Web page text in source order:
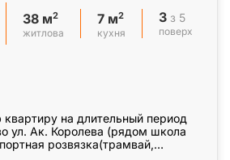
38 м2
житлова
7 м2
кухня
3 з 5
поверх
на длительный период
ул. Ак. Королева (рядом школа
розвязка(трамвай,